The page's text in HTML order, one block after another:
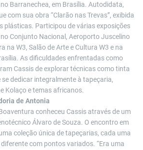
Barranechea, em Brasília. Autodidata,
com sua obra “Clarão nas Trevas”, exibida
plásticas. Participou de várias exposições
Conjunto Nacional, Aeroporto Juscelino
na W3, Salão de Arte e Cultura W3 e na
As dificuldades enfrentadas como
Cassis de explorar técnicas como tinta
se dedicar integralmente à tapeçaria,
Kolaço e temas africanos.
de Antonia
conheceu Cassis através de um
Álvaro de Souza. O encontro em
coleção única de tapeçarias, cada uma
com pontos variados. “Era uma